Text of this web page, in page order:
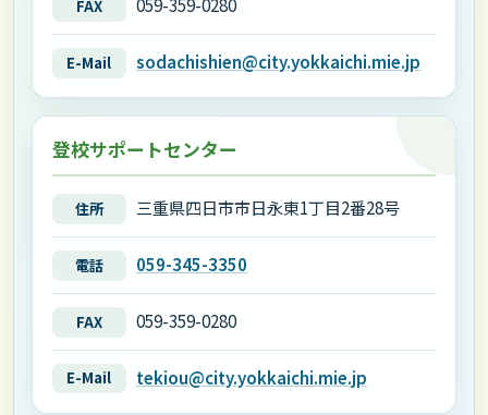
FAX 059-359-0280
E-Mail sodachishien@city.yokkaichi.mie.jp
登校サポートセンター
住所 三重県四日市市日永東1丁目2番28号
電話 059-345-3350
FAX 059-359-0280
E-Mail tekiou@city.yokkaichi.mie.jp